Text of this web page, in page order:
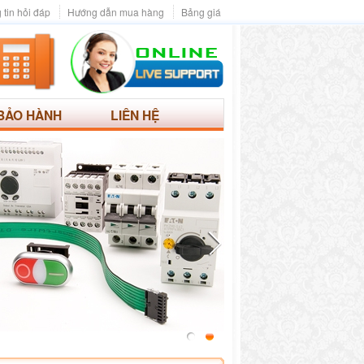
Bảng giá
Hướng dẫn mua hàng
tin hỏi đáp
HÀNH LIÊN HỆ